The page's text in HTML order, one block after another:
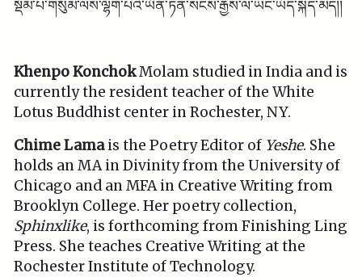
སྡོམ་པ་གསུམ་ལས་ལྷག་པའི་ཡོན་ཏན་སངས་རྒྱས་ལ་ཡང་ཡོད་སྐད་མེད།།
Khenpo KonchokMolam studied in India and is
currently the resident teacher of the White
Lotus Buddhist center in Rochester, NY.
Chime Lamais the Poetry Editor of Yeshe. She
holds an MA in Divinity from the University of
Chicago and an MFA in Creative Writing from
Brooklyn College. Her poetry collection,
Sphinxlike, is forthcoming from Finishing Ling
Press. She teaches Creative Writing at the
Rochester Institute of Technology.